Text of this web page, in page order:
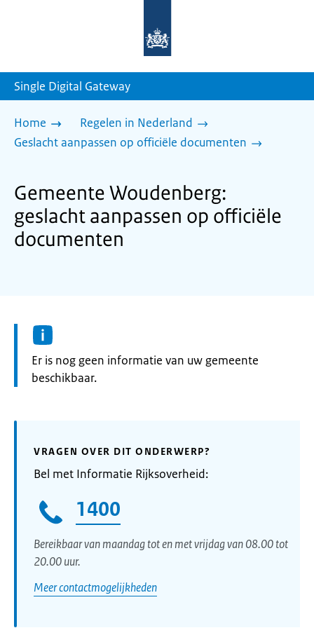
homepage
Single Digital Gateway
Home
Regelen in Nederland
Geslacht aanpassen op officiële documenten
Gemeente Woudenberg:
geslacht aanpassen op officiële
documenten
Informatie:
Er is nog geen informatie van uw gemeente
beschikbaar.
VRAGEN OVER DIT ONDERWERP?
Bel met Informatie Rijksoverheid:
1400
Bereikbaar van maandag tot en met vrijdag van 08.00 tot
20.00 uur.
Meer contactmogelijkheden